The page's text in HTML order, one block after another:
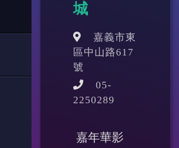
城
嘉義市東
區中山路617
號
05-
2250289
嘉年華影